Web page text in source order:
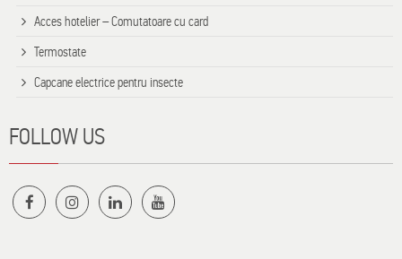
Acces hotelier – Comutatoare cu card
Termostate
Capcane electrice pentru insecte
FOLLOW US